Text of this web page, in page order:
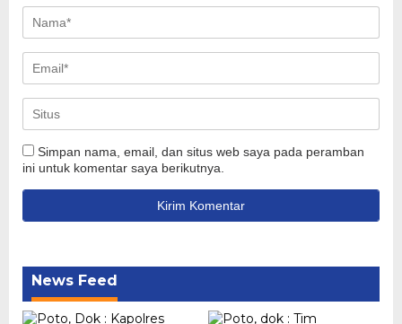
Simpan nama, email, dan situs web saya pada peramban
ini untuk komentar saya berikutnya.
News Feed